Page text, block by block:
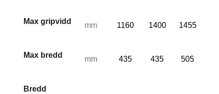
Max gripvidd mm 1160 1400 1455
Max bredd mm 435 435 505
Bredd